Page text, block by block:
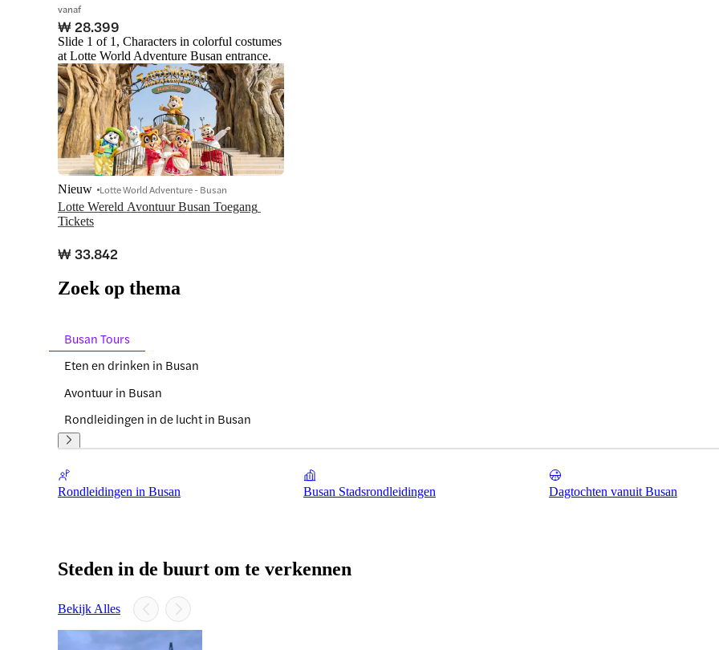
vanaf
₩ 28.399
Slide 1 of 1, Characters in colorful costumes
at Lotte World Adventure Busan entrance.
Lotte Wereld Avontuur Busan Toegang
Tickets
Nieuw Lotte World Adventure - Busan
₩ 33.842
Zoek op thema
Busan Tours
Eten en drinken in Busan
Avontuur in Busan
Rondleidingen in de lucht in Busan
Rondleidingen in Busan Busan Stadsrondleidingen Dagtochten vanuit Busan
Steden in de buurt om te verkennen
Bekijk Alles